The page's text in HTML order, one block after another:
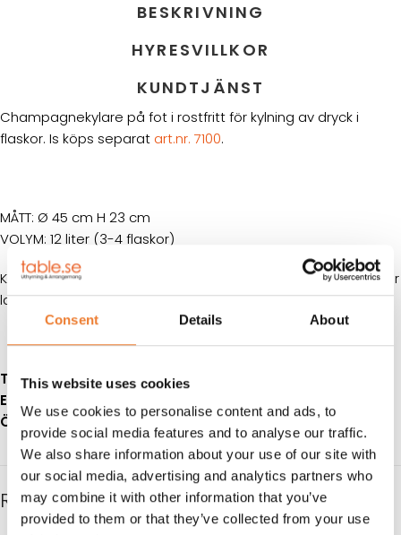
Consent Details About
This website uses cookies
We use cookies to personalise content and ads, to
provide social media features and to analyse our traffic.
We also share information about your use of our site with
our social media, advertising and analytics partners who
may combine it with other information that you’ve
provided to them or that they’ve collected from your use
BESKRIVNING
HYRESVILLKOR
KUNDTJÄNST
Champagnekylare på fot i rostfritt för kylning av dryck i
flaskor. Is köps separat art.nr. 7100.
MÅTT: Ø 45 cm H 23 cm
VOLYM: 12 liter (3-4 flaskor)
Klicka pådenna länk
för information om våra hyresvillkor eller
ladda ner pdfen
Telefon:08-50 000 450(tryck 1 i växelmenyn)
E-post:
Öppettider:Måndag – fredag 08.00 – 17.00
RELATERADE PRODUKTER